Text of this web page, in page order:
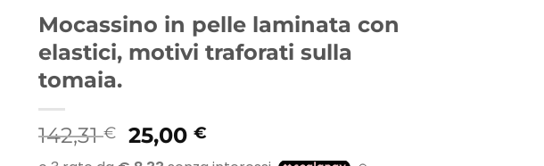
Mocassino in pelle laminata con
elastici, motivi traforati sulla
tomaia.
142,31€
Il
prezzo
25,00€
prezzo